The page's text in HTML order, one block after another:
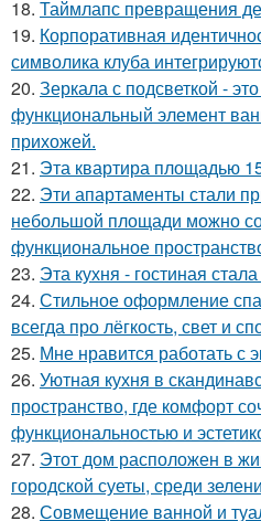
18. Таймлапс превращения
19. Корпоративная
символика клуба
20. Зеркала с подсветкой -
функциональный элемент
прихожей.
21. Эта квартира площадью
22. Эти апартаменты стали
небольшой площади можно
функциональное
23. Эта кухня - гостиная
24. Стильное оформление
всегда про лёгкость, свет и
25. Мне нравится работать с
26. Уютная кухня в
пространство, где комфорт
функциональностью и
27. Этот дом расположен в
городской суеты, среди
28. Совмещение ванной и